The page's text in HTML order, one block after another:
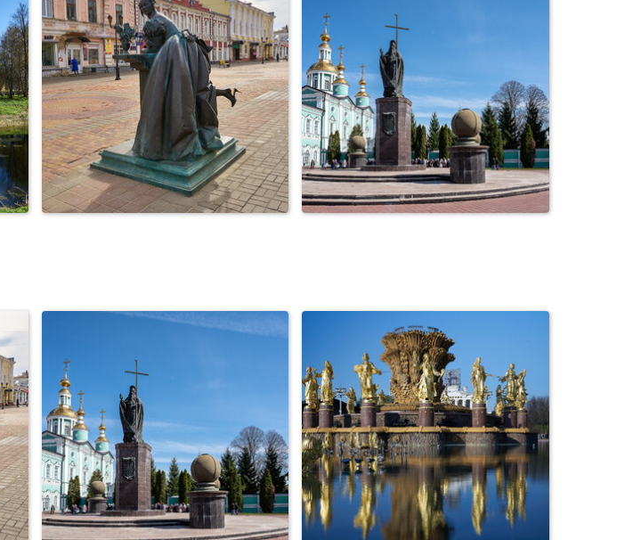
Город Тамбов. Пешеходная
улица. Казна...
Город Тамбов. Соборная
площадь. Пасха.
Город Тамбов. Пешеходная
улица. Казна...
Город Тамбов. Соборная
площадь. Пасха.